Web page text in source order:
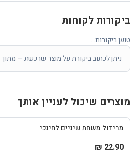
ביקורות לקוחות
טוען ביקורות...
ניתן לכתוב ביקורת על מוצר שרכשת — מתוך
מוצרים שיכול לעניין אותך
מרידול משחת שיניים לחינכי
22.90 ₪